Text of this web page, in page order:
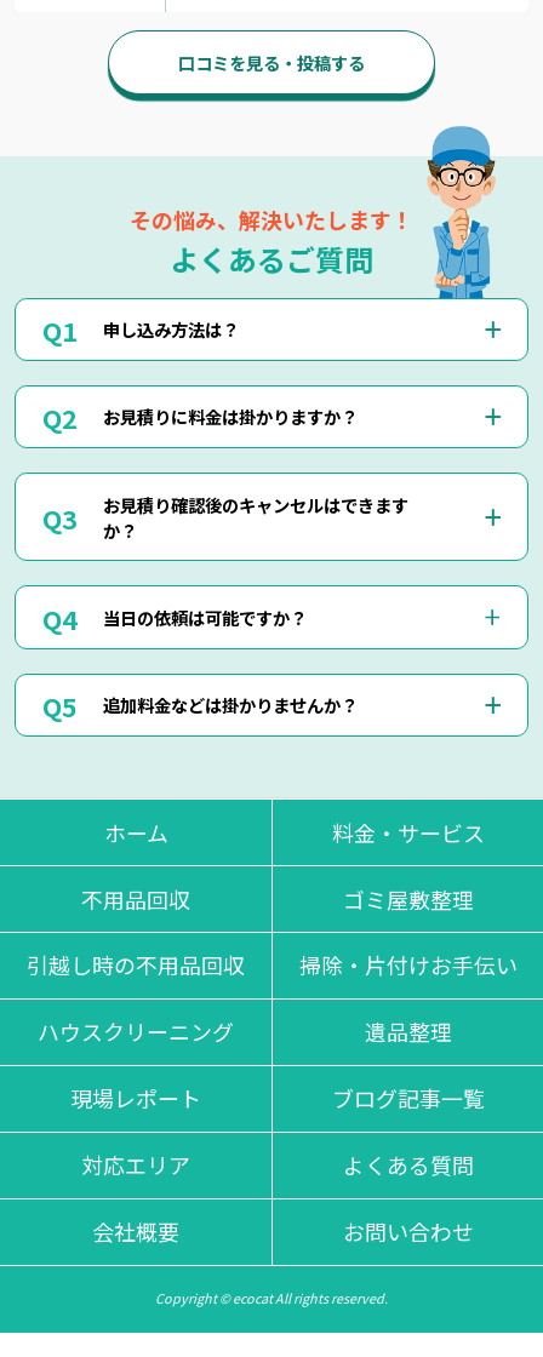
口コミを見る・投稿する
その悩み、解決いたします！
よくあるご質問
申し込み方法は？
くださいませ。
お電話・メール・LINEにてご予約が可能です。
ご相談の際にご依頼作業の詳細や回収物の詳細など、ご説明
して頂けましたら簡易お見積りも可能でございます。
お客様に分かりやすくご説明させて頂きますのでご安心くだ
お見積りに料金は掛かりますか？
りますのでご安心してご相談くださいませ。
現地にて現物を確認しないと正確なお見積りを出せない場合
もございますので、お電話・メール・LINEでのお見積り
は、簡易お見積りを出させて頂きます。
正確なお見積りをご希望の場合は『出張お見積り』をご希望
頂ければ、無料にてご対応させて頂きます。
お見積り確認後のキャンセルはできます
か？
出張費などはもちろん掛かりませんのでご安心ください。
当社ではお見積り金額に納得されていないお客様に対して無
断で作業は行いません。
ただし悪質なキャンセルに関しましてはキャンセル料を頂く
場合もございます。
当日の依頼は可能ですか？
東京・神奈川・千葉・埼玉の対応エリア内でしたら、最短25
分で現地に到着させて頂きます。
追加料金などは掛かりませんか？
でご対応させて頂いております。
不当な追加料金等は一切掛かりませんのでご安心くださいま
ホーム 料金・サービス
不用品回収 ゴミ屋敷整理
引越し時の不用品回収 掃除・片付けお手伝い
ハウスクリーニング 遺品整理
現場レポート ブログ記事一覧
対応エリア よくある質問
会社概要 お問い合わせ
Copyright © ecocat All rights reserved.